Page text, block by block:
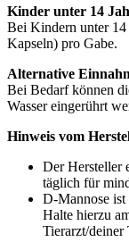
Kinder unter 14
Bei Kindern unter
Kapseln) pro Gabe.
Alternative
Bei Bedarf können
Wasser eingerührt
Hinweis vom
Der Hersteller
täglich für
D-Mannose ist
Halte hierzu
Tierarzt/deiner